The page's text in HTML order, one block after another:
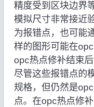
精度受到区块边界
模拟尺寸非常接近
为报错点，也可能
样的图形可能在
opc热点修补结束
尽管这些报错点的
规格，但仍然是
点。在opc热点修